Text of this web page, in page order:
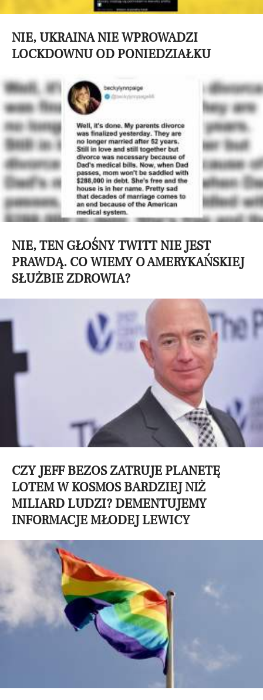
NIE, UKRAINA NIE WPROWADZI
LOCKDOWNU OD PONIEDZIAŁKU
NIE, TEN GŁOŚNY TWITT NIE JEST
PRAWDĄ. CO WIEMY O AMERYKAŃSKIEJ
SŁUŻBIE ZDROWIA?
CZY JEFF BEZOS ZATRUJE PLANETĘ
LOTEM W KOSMOS BARDZIEJ NIŻ
MILIARD LUDZI? DEMENTUJEMY
INFORMACJE MŁODEJ LEWICY